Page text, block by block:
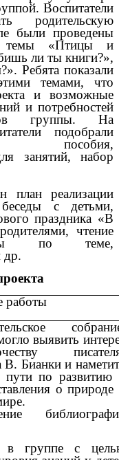
Воспитатели
родительскую
были проведены
темы «Птицы и
ли ты книги?»,
Ребята показали
темами, что
и возможные
и потребностей
группы. На
подобрали
пособия,
занятий, набор
план реализации
с детьми,
праздника «В
чтение
по теме,
др.
работы
выявить
В. Бианки и
пути по развитию
о природе
в группе с